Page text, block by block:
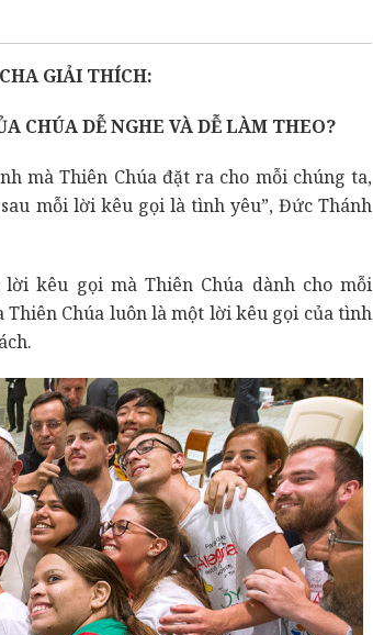
GIẢI THÍCH:
CHÚA DỄ NGHE VÀ DỄ LÀM THEO?
mà Thiên Chúa đặt ra cho mỗi chúng ta,
mỗi lời kêu gọi là tình yêu”, Đức Thánh
kêu gọi mà Thiên Chúa dành cho mỗi
Chúa luôn là một lời kêu gọi của tình